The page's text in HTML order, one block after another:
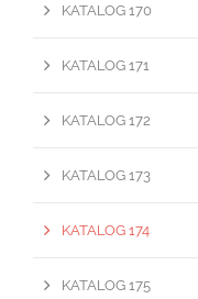
KATALOG 170
KATALOG 171
KATALOG 172
KATALOG 173
KATALOG 174
KATALOG 175